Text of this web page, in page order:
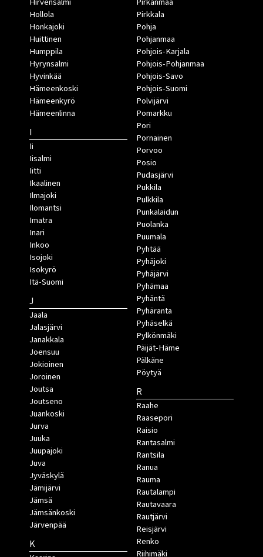
Hollola
Honkajoki
Huittinen
Humppila
Hyrynsalmi
Hyvinkää
Hämeenkoski
Hämeenkyrö
Hämeenlinna
I
Ii
Iisalmi
Iitti
Ikaalinen
Ilmajoki
Ilomantsi
Imatra
Inari
Inkoo
Isojoki
Isokyrö
Itä-Suomi
J
Jaala
Jalasjärvi
Janakkala
Joensuu
Jokioinen
Joroinen
Joutsa
Joutseno
Juankoski
Jurva
Juuka
Juupajoki
Juva
Jyväskylä
Jämijärvi
Jämsä
Jämsänkoski
Järvenpää
K
Pirkkala
Pohja
Pohjanmaa
Pohjois-Karjala
Pohjois-Pohjanmaa
Pohjois-Savo
Pohjois-Suomi
Polvijärvi
Pomarkku
Pori
Pornainen
Porvoo
Posio
Pudasjärvi
Pukkila
Pulkkila
Punkalaidun
Puolanka
Puumala
Pyhtää
Pyhäjoki
Pyhäjärvi
Pyhämaa
Pyhäntä
Pyhäranta
Pyhäselkä
Pylkönmäki
Päijät-Häme
Pälkäne
Pöytyä
R
Raahe
Raasepori
Raisio
Rantasalmi
Rantsila
Ranua
Rauma
Rautalampi
Rautavaara
Rautjärvi
Reisjärvi
Renko
Riihimäki